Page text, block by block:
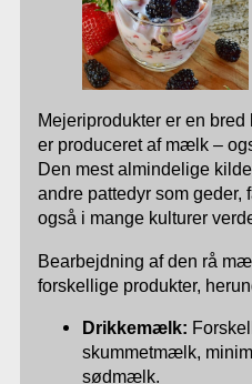
Mejeriprodukter er en
er produceret af mælk –
Den mest almindelige
andre pattedyr som geder,
også i mange kulturer
Bearbejdning af den rå
forskellige produkter,
Drikkemælk:
skummetmælk,
sødmælk.